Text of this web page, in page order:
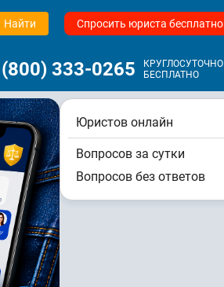
Найти Спросить юриста бесплатно
333-0265
КРУГЛОСУТОЧНО
БЕСПЛАТНО
Юристов онлайн
Вопросов за сутки
Вопросов без ответов